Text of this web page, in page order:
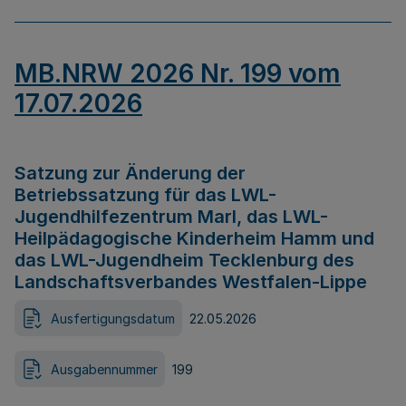
MB.NRW 2026 Nr. 199 vom
17.07.2026
Satzung zur Änderung der
Betriebssatzung für das LWL-
Jugendhilfezentrum Marl, das LWL-
Heilpädagogische Kinderheim Hamm und
das LWL-Jugendheim Tecklenburg des
Landschaftsverbandes Westfalen-Lippe
Ausfertigungsdatum 22.05.2026
Ausgabennummer 199